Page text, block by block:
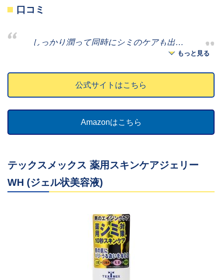
口コミ
しっかり潤って同時にシミのケアも出来
忙しい主婦やめんどくさがり
な人におすすめです。amazon
べたべたし過ぎずしっかり潤います。伸
びが良く使いやすいです。amazon
すが、べたべたしすぎず、量も気にせず
たっぷりつかえるしとても気に入って使
もっと見る
公式サイトはこちら
Amazonはこちら
テックスメックス 薬用スキンケアジェリー
WH (ジェル状美容液)